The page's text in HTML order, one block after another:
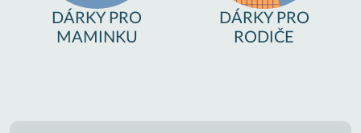
DÁRKY PRO
MAMINKU
DÁRKY PRO
RODIČE